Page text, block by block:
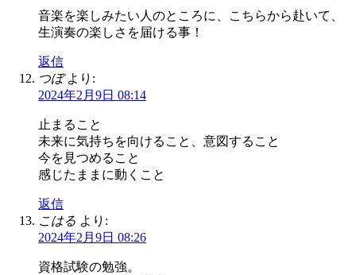
音楽を楽しみたい人のところに、こちらから赴いて、
生演奏の楽しさを届ける事！
返信
つぼ より:
2024年2月9日 08:14
止まること
未来に気持ちを向けること、意図すること
今を見つめること
感じたままに動くこと
返信
こはる より:
2024年2月9日 08:26
資格試験の勉強。